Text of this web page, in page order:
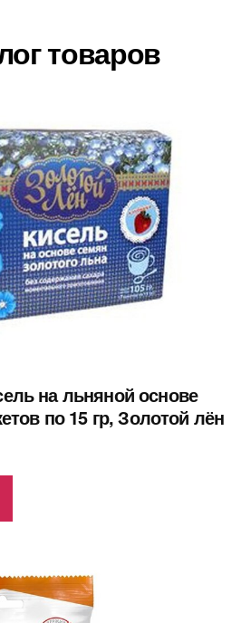
товаров
на льняной основе
по 15 гр, Золотой лён